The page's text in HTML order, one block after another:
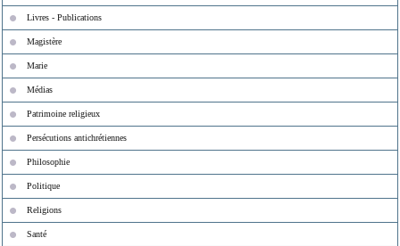
Livres - Publications
Magistère
Marie
Médias
Patrimoine religieux
Persécutions antichrétiennes
Philosophie
Politique
Religions
Santé